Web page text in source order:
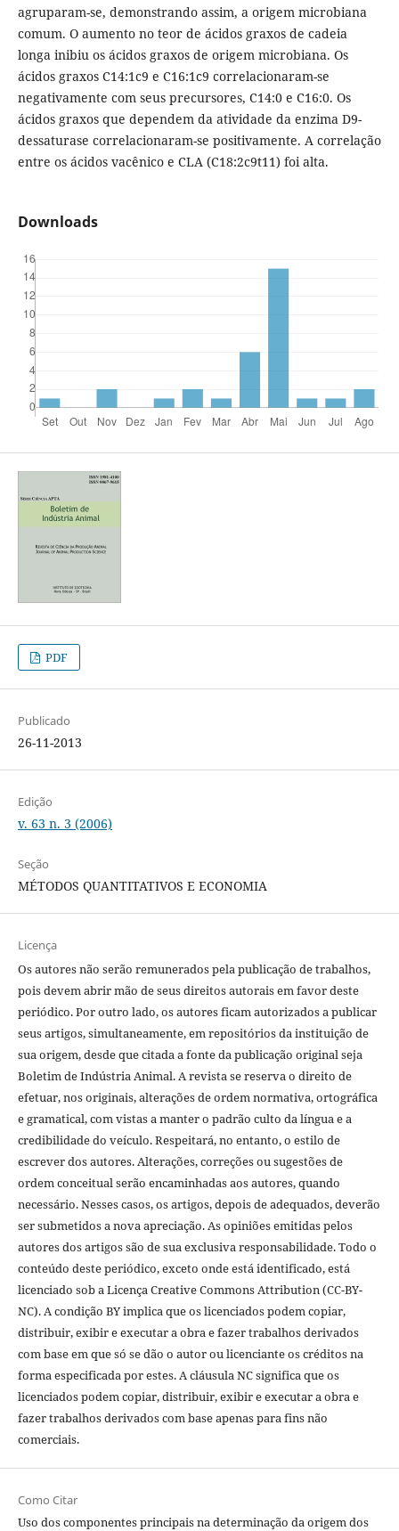
agruparam-se, demonstrando assim, a origem microbiana
comum. O aumento no teor de ácidos graxos de cadeia
longa inibiu os ácidos graxos de origem microbiana. Os
ácidos graxos C14:1c9 e C16:1c9 correlacionaram-se
negativamente com seus precursores, C14:0 e C16:0. Os
ácidos graxos que dependem da atividade da enzima D9-
dessaturase correlacionaram-se positivamente. A correlação
entre os ácidos vacênico e CLA (C18:2c9t11) foi alta.
Downloads
PDF
Publicado
26-11-2013
Edição
v. 63 n. 3 (2006)
Seção
MÉTODOS QUANTITATIVOS E ECONOMIA
Licença
Os autores não serão remunerados pela publicação de trabalhos,
pois devem abrir mão de seus direitos autorais em favor deste
periódico. Por outro lado, os autores ficam autorizados a publicar
seus artigos, simultaneamente, em repositórios da instituição de
sua origem, desde que citada a fonte da publicação original seja
Boletim de Indústria Animal. A revista se reserva o direito de
efetuar, nos originais, alterações de ordem normativa, ortográfica
e gramatical, com vistas a manter o padrão culto da língua e a
credibilidade do veículo. Respeitará, no entanto, o estilo de
escrever dos autores. Alterações, correções ou sugestões de
ordem conceitual serão encaminhadas aos autores, quando
necessário. Nesses casos, os artigos, depois de adequados, deverão
ser submetidos a nova apreciação. As opiniões emitidas pelos
autores dos artigos são de sua exclusiva responsabilidade. Todo o
conteúdo deste periódico, exceto onde está identificado, está
licenciado sob a Licença Creative Commons Attribution (CC-BY-
NC). A condição BY implica que os licenciados podem copiar,
distribuir, exibir e executar a obra e fazer trabalhos derivados
com base em que só se dão o autor ou licenciante os créditos na
forma especificada por estes. A cláusula NC significa que os
licenciados podem copiar, distribuir, exibir e executar a obra e
fazer trabalhos derivados com base apenas para fins não
comerciais.
Como Citar
Uso dos componentes principais na determinação da origem dos